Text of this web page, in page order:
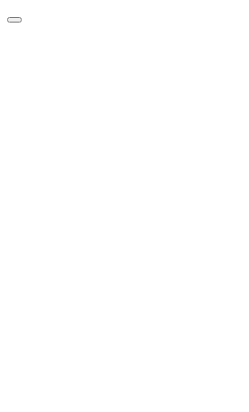
Skip